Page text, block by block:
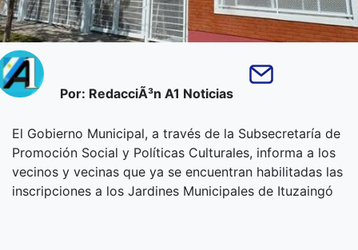
Por: RedacciÃ³n A1 Noticias
El Gobierno Municipal, a través de la Subsecretaría de
Promoción Social y Políticas Culturales, informa a los
vecinos y vecinas que ya se encuentran habilitadas las
inscripciones a los Jardines Municipales de Ituzaingó